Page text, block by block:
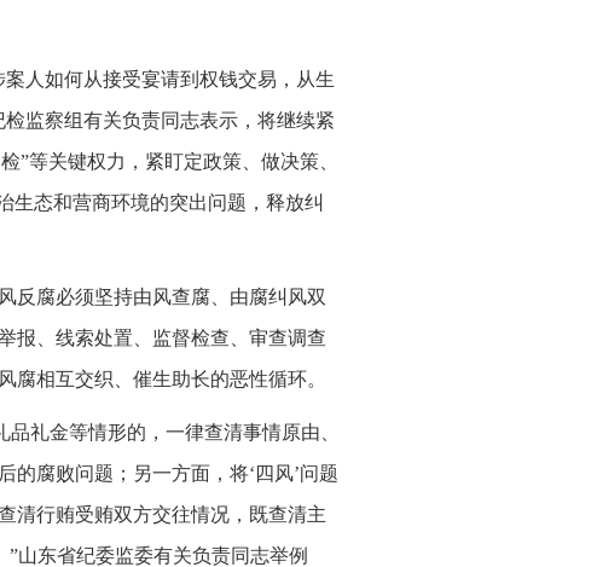
人如何从接受宴请到权钱交易，从生
监察组有关负责同志表示，将继续紧
”等关键权力，紧盯定政策、做决策、
生态和营商环境的突出问题，释放纠
反腐必须坚持由风查腐、由腐纠风双
报、线索处置、监督检查、审查调查
相互交织、催生助长的恶性循环。
品礼金等情形的，一律查清事情原由、
腐败问题；另一方面，将‘四风’问题
清行贿受贿双方交往情况，既查清主
山东省纪委监委有关负责同志举例